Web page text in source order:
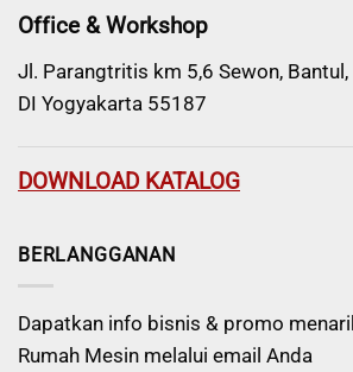
Office & Workshop
Jl. Parangtritis km 5,6 Sewon, Bantul,
DI Yogyakarta 55187
DOWNLOAD KATALOG
BERLANGGANAN
Dapatkan info bisnis & promo
Rumah Mesin melalui email Anda